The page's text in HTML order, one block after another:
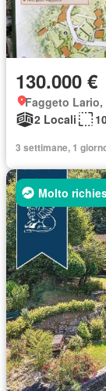
130.000 €
Faggeto
2 Locali
3 settimane, 1
Molto